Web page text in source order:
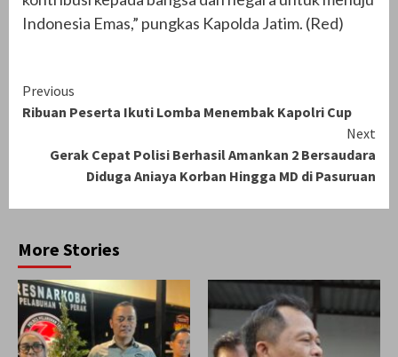
Indonesia Emas,” pungkas Kapolda Jatim. (Red)
Continue
Reading
Previous
Ribuan Peserta Ikuti Lomba Menembak Kapolri Cup
Next
Gerak Cepat Polisi Berhasil Amankan 2 Bersaudara
Diduga Aniaya Korban Hingga MD di Pasuruan
More Stories